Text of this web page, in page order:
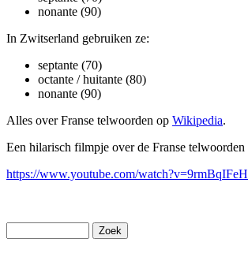
nonante (90)
In Zwitserland gebruiken ze:
septante (70)
octante / huitante (80)
nonante (90)
Alles over Franse telwoorden op Wikipedia.
Een hilarisch filmpje over de Franse telwoorden
https://www.youtube.com/